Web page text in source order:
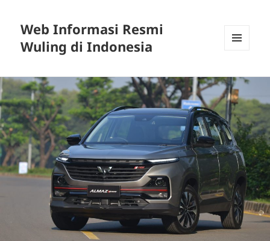
Web Informasi Resmi
Wuling di Indonesia
WIDGET